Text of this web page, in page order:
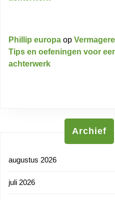
Phillip europa op
Tips en oefeningen voor
achterwerk
Archief
augustus 2026
juli 2026